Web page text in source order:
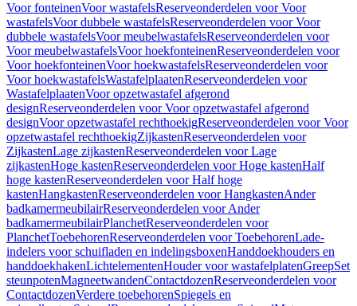
Voor fonteinenVoor wastafelsReserveonderdelen voor Voor
wastafelsVoor dubbele wastafelsReserveonderdelen voor Voor
dubbele wastafelsVoor meubelwastafelsReserveonderdelen voor
Voor meubelwastafelsVoor hoekfonteinenReserveonderdelen voor
Voor hoekfonteinenVoor hoekwastafelsReserveonderdelen voor
Voor hoekwastafelsWastafelplaatenReserveonderdelen voor
WastafelplaatenVoor opzetwastafel afgerond
designReserveonderdelen voor Voor opzetwastafel afgerond
designVoor opzetwastafel rechthoekigReserveonderdelen voor Voor
opzetwastafel rechthoekigZijkastenReserveonderdelen voor
ZijkastenLage zijkastenReserveonderdelen voor Lage
zijkastenHoge kastenReserveonderdelen voor Hoge kastenHalf
hoge kastenReserveonderdelen voor Half hoge
kastenHangkastenReserveonderdelen voor HangkastenAnder
badkamermeubilairReserveonderdelen voor Ander
badkamermeubilairPlanchetReserveonderdelen voor
PlanchetToebehorenReserveonderdelen voor ToebehorenLade-
indelers voor schuifladen en indelingsboxenHanddoekhouders en
handdoekhakenLichtelementenHouder voor wastafelplatenGreepSet
steunpotenMagneetwandenContactdozenReserveonderdelen voor
ContactdozenVerdere toebehorenSpiegels en